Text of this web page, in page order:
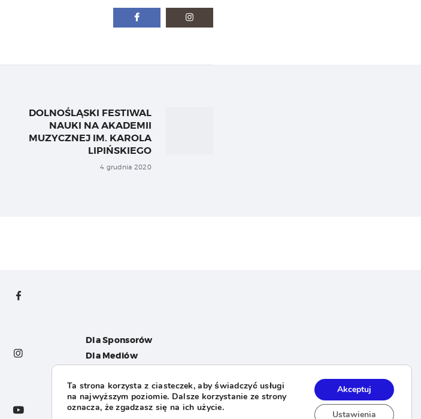
Next
DOLNOŚLĄSKI FESTIWAL
NAUKI NA AKADEMII
MUZYCZNEJ IM. KAROLA
LIPIŃSKIEGO
4 grudnia 2020
Dla Sponsorów
Dla Mediów
FAQ
Ta strona korzysta z ciasteczek, aby świadczyć usługi
na najwyższym poziomie. Dalsze korzystanie ze strony
oznacza, że zgadzasz się na ich użycie.
Akceptuj
Ustawienia